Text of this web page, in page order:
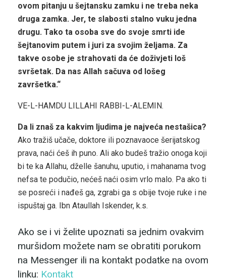
ovom pitanju u šejtansku zamku i ne treba neka
druga zamka. Jer, te slabosti stalno vuku jedna
drugu. Tako ta osoba sve do svoje smrti ide
šejtanovim putem i juri za svojim željama. Za
takve osobe je strahovati da će doživjeti loš
svršetak. Da nas Allah sačuva od lošeg
završetka.“
VE-L-HAMDU LILLAHI RABBI-L-ALEMIN.
Da li znaš za kakvim ljudima je najveća nestašica?
Ako tražiš učače, doktore ili poznavaoce šerijatskog
prava, naći ćeš ih puno. Ali ako budeš tražio onoga koji
bi te ka Allahu, dželle šanuhu, uputio, i mahanama tvog
nefsa te podučio, nećeš naći osim vrlo malo. Pa ako ti
se posreći i nađeš ga, zgrabi ga s obije tvoje ruke i ne
ispuštaj ga. Ibn Ataullah Iskender, k.s.
Ako se i vi želite upoznati sa jednim ovakvim
muršidom možete nam se obratiti porukom
na Messenger ili na kontakt podatke na ovom
linku: Kontakt